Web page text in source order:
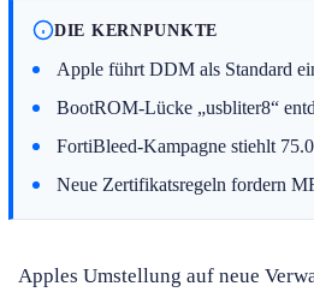
DIE KERNPUNKTE
Apple führt DDM als Standard
BootROM-Lücke „usbliter8“
FortiBleed-Kampagne stiehlt
Neue Zertifikatsregeln fordern
Apples Umstellung auf neue